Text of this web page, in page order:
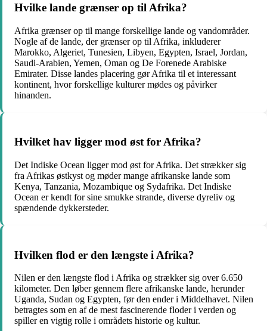
Hvilke lande grænser op til Afrika?
Afrika grænser op til mange forskellige lande og vandområder.
Nogle af de lande, der grænser op til Afrika, inkluderer
Marokko, Algeriet, Tunesien, Libyen, Egypten, Israel, Jordan,
Saudi-Arabien, Yemen, Oman og De Forenede Arabiske
Emirater. Disse landes placering gør Afrika til et interessant
kontinent, hvor forskellige kulturer mødes og påvirker
hinanden.
Hvilket hav ligger mod øst for Afrika?
Det Indiske Ocean ligger mod øst for Afrika. Det strækker sig
fra Afrikas østkyst og møder mange afrikanske lande som
Kenya, Tanzania, Mozambique og Sydafrika. Det Indiske
Ocean er kendt for sine smukke strande, diverse dyreliv og
spændende dykkersteder.
Hvilken flod er den længste i Afrika?
Nilen er den længste flod i Afrika og strækker sig over 6.650
kilometer. Den løber gennem flere afrikanske lande, herunder
Uganda, Sudan og Egypten, før den ender i Middelhavet. Nilen
betragtes som en af de mest fascinerende floder i verden og
spiller en vigtig rolle i områdets historie og kultur.